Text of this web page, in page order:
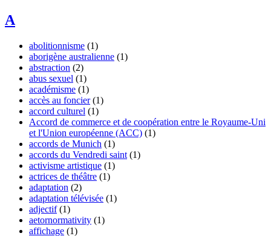
A
abolitionnisme (1)
aborigène australienne (1)
abstraction (2)
abus sexuel (1)
académisme (1)
accès au foncier (1)
accord culturel (1)
Accord de commerce et de coopération entre le Royaume-Uni
et l'Union européenne (ACC) (1)
accords de Munich (1)
accords du Vendredi saint (1)
activisme artistique (1)
actrices de théâtre (1)
adaptation (2)
adaptation télévisée (1)
adjectif (1)
aetornormativity (1)
affichage (1)